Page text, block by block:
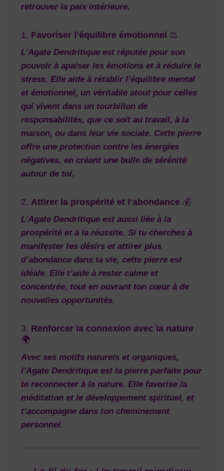
retrouver la paix intérieure.
1. Favoriser l’équilibre émotionnel ⚖️
L’Agate Dendritique est réputée pour son
pouvoir à apaiser les émotions et à réduire le
stress. Elle aide à rétablir l’équilibre mental
et émotionnel, un véritable atout pour celles
qui vivent dans un tourbillon de
responsabilités, que ce soit au travail, à la
maison, ou dans leur vie sociale. Cette pierre
offre une protection contre les énergies
négatives, en créant une bulle de sérénité
autour de toi.
2. Attirer la prospérité et l’abondance 💰
L’Agate Dendritique est aussi liée à la
prospérité et à la réussite. Si tu cherches à
manifester tes désirs et attirer plus
d’abondance dans ta vie, cette pierre est
idéale. Elle t’aide à rester calme et
concentrée, tout en ouvrant ton cœur à de
nouvelles opportunités.
3. Renforcer la connexion avec la nature
🌍
Avec ses motifs naturels et organiques,
l’Agate Dendritique est la pierre parfaite pour
te reconnecter à la nature. Elle favorise la
méditation et le développement spirituel, et
t’accompagne dans ton cheminement
personnel.